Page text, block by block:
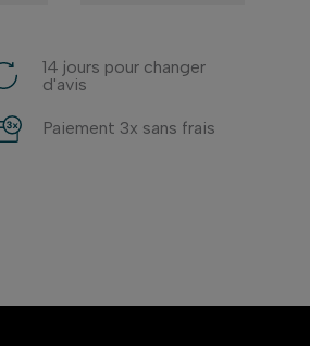
14 jours pour changer
d'avis
Paiement 3x sans frais